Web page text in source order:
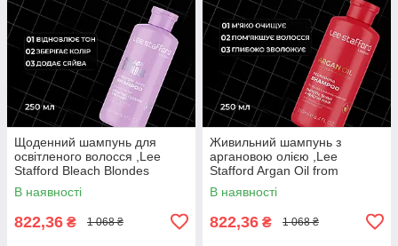
Щоденний шампунь для
освітленого волосся ,Lee
Stafford Bleach Blondes
,250мл
В наявності
822,36 ₴ 1 068 ₴
Живильний шампунь з
аргановою олією ,Lee
Stafford Argan Oil from
Morocco Nourishing Shampoo
,250мл
В наявності
822,36 ₴ 1 068 ₴